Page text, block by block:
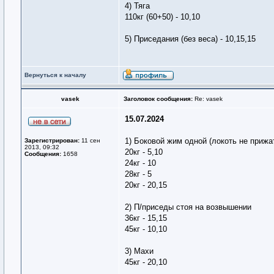
4) Тяга
110кг (60+50) - 10,10
5) Приседания (без веса) - 10,15,15
Вернуться к началу
vasek Заголовок сообщения: Re: vasek
Зарегистрирован: 11 сен
2013, 09:32
Сообщения: 1658
15.07.2024
1) Боковой жим одной (локоть не
20кг - 5,10
24кг - 10
28кг - 5
20кг - 20,15
2) П/приседы стоя на возвышении
36кг - 15,15
45кг - 10,10
3) Махи
45кг - 20,10